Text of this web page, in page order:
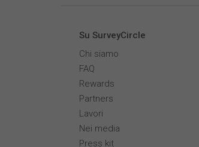
Su SurveyCircle
Chi siamo
FAQ
Rewards
Partners
Lavori
Nei media
Press kit